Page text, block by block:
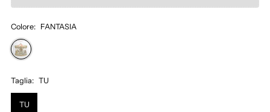
Colore: FANTASIA
Taglia: TU
TU